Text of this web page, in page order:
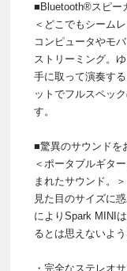
■Bluetooth®スピー
＜どこでもシーム
コンピュータやモ
ストリーミング。
手に取って演奏す
ットでフルスペッ
す。
■驚異のサウンドを
＜ポータブルギタ
まれたサウンド。＞
見た目のサイズに
によりSpark MINI
るとは思えないよ
・完全なステレオ